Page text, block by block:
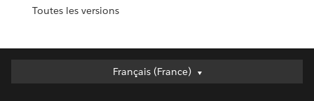
Toutes les versions
Français (France)
Français (France)